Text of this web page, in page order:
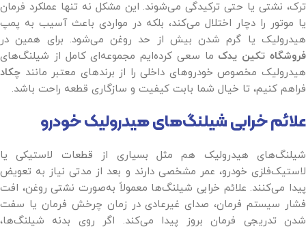
ترک، نشتی یا حتی ترکیدگی می‌شوند. این مشکل نه تنها عملکرد فرمان
یا موتور را دچار اختلال می‌کند، بلکه در مواردی باعث آسیب به پمپ
هیدرولیک یا گرم شدن بیش از حد روغن می‌شود. برای همین در
فروشگاه تکین یدک ما سعی کرده‌ایم مجموعه‌ای کامل از شیلنگ‌های
هیدرولیک مخصوص خودروهای داخلی را از برندهای معتبر مانند چکاد
فراهم کنیم، تا خیال شما بابت کیفیت و سازگاری قطعه راحت باشد.
علائم خرابی شیلنگ‌های هیدرولیک خودرو
شیلنگ‌های هیدرولیک هم مثل بسیاری از قطعات لاستیکی یا
لاستیک‌فلزی خودرو، عمر مشخصی دارند و بعد از مدتی نیاز به تعویض
پیدا می‌کنند. علائم خرابی شیلنگ‌ها معمولاً به‌صورت نشتی روغن، افت
فشار سیستم فرمان، صدای غیرعادی در زمان چرخش فرمان یا سفت
شدن تدریجی فرمان بروز پیدا می‌کند. اگر روی بدنه شیلنگ‌ها،